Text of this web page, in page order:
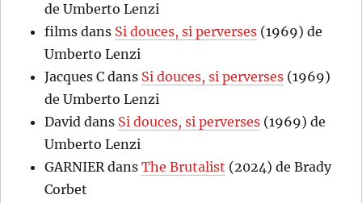
de Umberto Lenzi
films dans Si douces, si perverses (1969) de
Umberto Lenzi
Jacques C dans Si douces, si perverses (1969)
de Umberto Lenzi
David dans Si douces, si perverses (1969) de
Umberto Lenzi
GARNIERdansThe Brutalist (2024) de Brady
Corbet